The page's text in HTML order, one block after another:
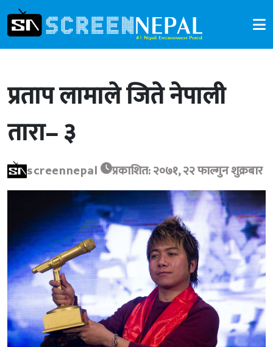
प्रताप लामाले जिते नेपाली
तारा– ३
screennepal प्रकाशित: २०७१, २२ फाल्गुन शुक्रबार